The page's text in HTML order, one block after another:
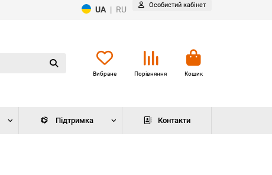
UA | RU Особистий кабінет
Вибране Порівняння Кошик
Підтримка Контакти